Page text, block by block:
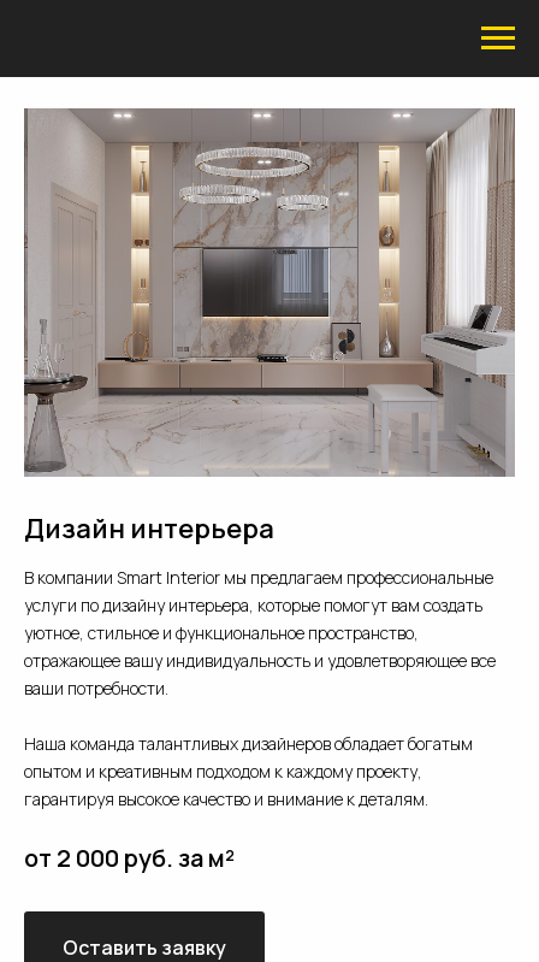
Дизайн интерьера
В компании Smart Interior мы предлагаем профессиональные
услуги по дизайну интерьера, которые помогут вам создать
уютное, стильное и функциональное пространство,
отражающее вашу индивидуальность и удовлетворяющее все
ваши потребности.
Наша команда талантливых дизайнеров обладает богатым
опытом и креативным подходом к каждому проекту,
гарантируя высокое качество и внимание к деталям.
от 2 000 руб. за м²
Оставить заявку